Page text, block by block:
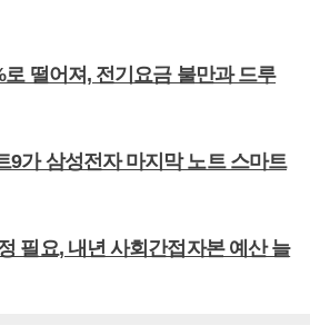
떨어져, 전기요금 불만과 드루
9가 삼성전자 마지막 노트 스마트
필요, 내년 사회간접자본 예산 늘